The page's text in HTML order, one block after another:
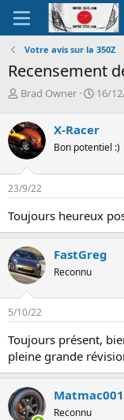
Votre avis sur la 350Z
Recensement
A
t
e
u
r
d
e
a
d
i
s
c
u
s
s
o
n
Brad Owner
D
e
d
d
u
t
16/
X-Racer
Bon potentiel :)
23/9/22
Toujours heureux
FastGreg
Reconnu
5/10/22
Toujours présent,
pleine grande
Reconnu